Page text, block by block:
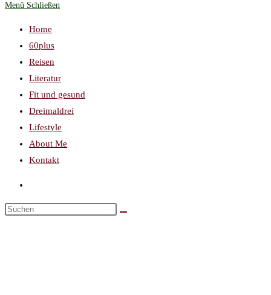
Menü Schließen
Home
60plus
Reisen
Literatur
Fit und gesund
Dreimaldrei
Lifestyle
About Me
Kontakt